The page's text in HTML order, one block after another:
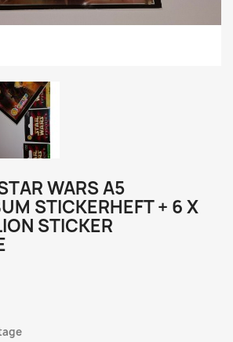
WARS A5
STICKERHEFT + 6 X
STICKER